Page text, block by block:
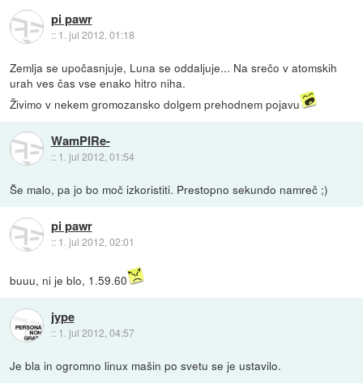
pi pawr
:: 1. jul 2012, 01:18
Zemlja se upočasnjuje, Luna se oddaljuje... Na srečo v atomskih
urah ves čas vse enako hitro niha.
Živimo v nekem gromozansko dolgem prehodnem pojavu
WamPIRe-
:: 1. jul 2012, 01:54
Še malo, pa jo bo moč izkoristiti. Prestopno sekundo namreč ;)
pi pawr
:: 1. jul 2012, 02:01
buuu, ni je blo, 1.59.60
jype
:: 1. jul 2012, 04:57
Je bla in ogromno linux mašin po svetu se je ustavilo.